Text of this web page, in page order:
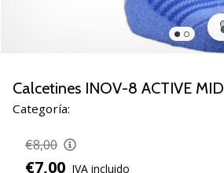
Navidad
jugadores
voleibol:
Calcetines INOV-8 ACTIVE MID
Categoría:
€8,00
€7,00 IVA incluido